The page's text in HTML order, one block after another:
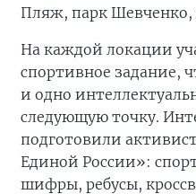
Пляж, парк Шевченко,
На каждой локации
спортивное задание,
и одно
следующую точку.
подготовили
Единой России»:
шифры, ребусы,